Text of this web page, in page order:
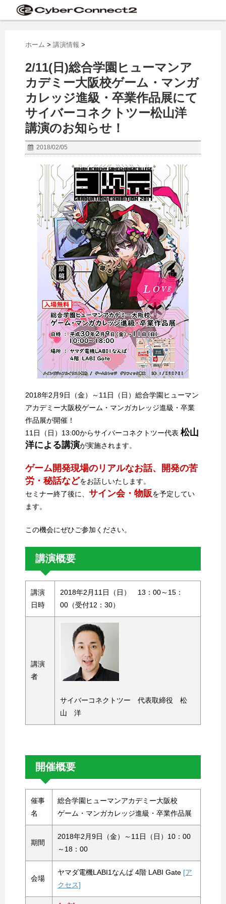
ホーム > 講演情報 >
2/11(日)総合学園ヒューマンア
カデミー大阪校ゲーム・マンガ
カレッジ進級・卒業作品展にて
サイバーコネクトツー松山洋
講演のお知らせ！
2018/02/05
2018年2月9日（金）～11日（日）総合学園ヒューマン
アカデミー大阪校ゲーム・マンガカレッジ進級・卒業
作品展が開催！
11日（日）13:00からサイバーコネクトツー代表 松山
洋による講演が実施されます。
ゲーム開発現場のリアルなお話、開発の苦
労・秘話などをお話しいたします。
セミナー終了後に、 サイン会・物販を予定してい
ます。
この機会にぜひご参加ください。
講演概要
講演
日時
2018年2月11日（日） 13：00～15：
00（受付12：30）
講演
者
サイバーコネクトツー 代表取締役 松
山 洋
開催概要
催事
名
総合学園ヒューマンアカデミー大阪校
ゲーム・マンガカレッジ進級・卒業作品展
期間
2018年2月9日（金）～11日（日）10：00
～18：00
会場
ヤマダ電機LABI1なんば 4階 LABI Gate [ア
クセス]